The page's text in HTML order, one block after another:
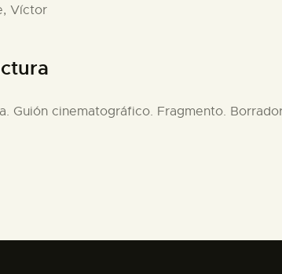
Víctor
Guión cinematográfico. Fragmento.